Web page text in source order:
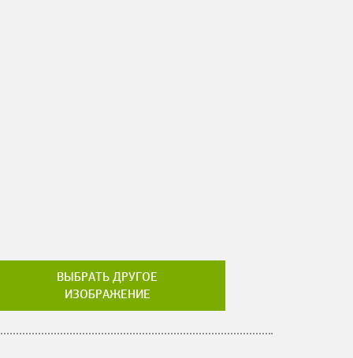
ВЫБРАТЬ ДРУГОЕ
ИЗОБРАЖЕНИЕ